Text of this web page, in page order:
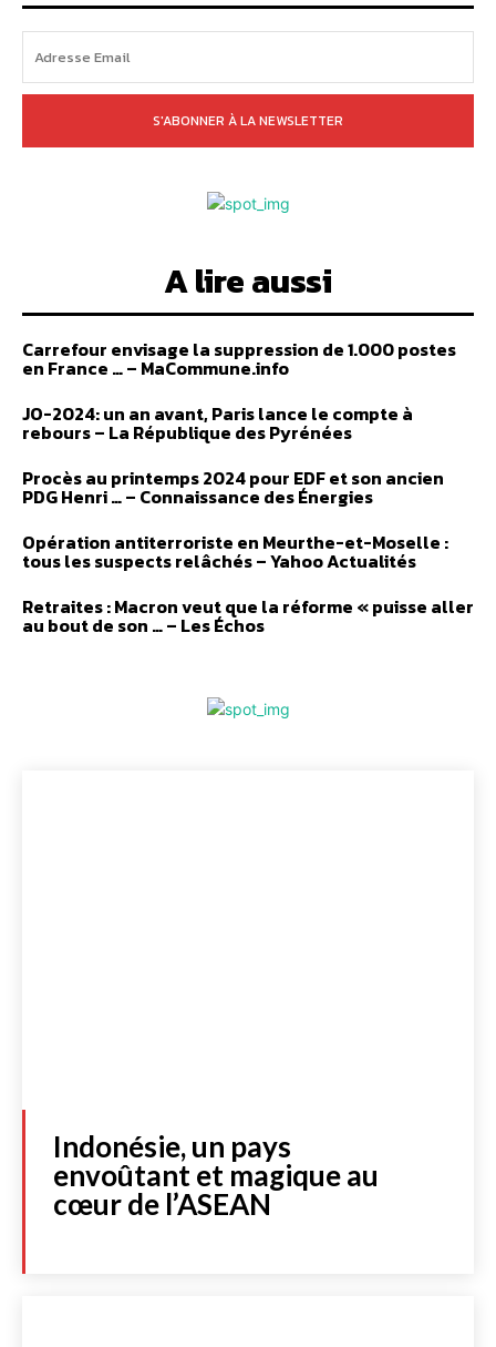
S'ABONNER À LA NEWSLETTER
A lire aussi
Carrefour envisage la suppression de 1.000 postes
en France … – MaCommune.info
JO-2024: un an avant, Paris lance le compte à
rebours – La République des Pyrénées
Procès au printemps 2024 pour EDF et son ancien
PDG Henri … – Connaissance des Énergies
Opération antiterroriste en Meurthe-et-Moselle :
tous les suspects relâchés – Yahoo Actualités
Retraites : Macron veut que la réforme « puisse aller
au bout de son … – Les Échos
Indonésie, un pays
envoûtant et magique au
cœur de l’ASEAN